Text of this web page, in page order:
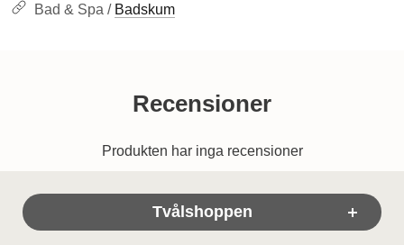
Bad & Spa / Badskum
Recensioner
Produkten har inga recensioner
Sidfot Blandad info och länkar
Tvålshoppen